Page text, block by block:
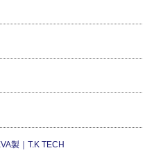
製｜T.K TECH